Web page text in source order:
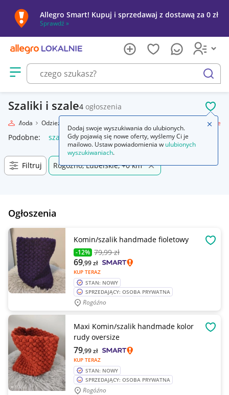
Allegro Smart! Kupuj i sprzedawaj z dostawą za 0 zł
Sprawdź »
Otwórz menu z kategoriami
szukaj
Szaliki i szale4 ogłoszenia
Moda Odzież, Obuwie, Dodatki Szaliki i szale
Podobne: szaliki i szale
Filtruj Rogóźno, Lubelskie, +0 km
Ogłoszenia
Komin/szalik handmade fioletowy
-12% 79,99 zł
KUP TERAZ
69,99zł
STAN: NOWY
SPRZEDAJĄCY: OSOBA PRYWATNA
Rogóźno
Maxi Komin/szalik handmade kolor
rudy oversize
KUP TERAZ
79,99zł
STAN: NOWY
SPRZEDAJĄCY: OSOBA PRYWATNA
Rogóźno
Dodaj swoje wyszukiwania do ulubionych.
Gdy pojawią się nowe oferty, wyślemy Ci je
mailowo. Ustaw powiadomienia w ulubionych
wyszukiwaniach.